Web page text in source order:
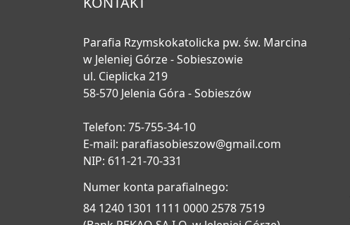
Parafia Rzymskokatolicka pw. św. Marcina
w Jeleniej Górze - Sobieszowie
ul. Cieplicka 219
58-570 Jelenia Góra - Sobieszów
Telefon: 75-755-34-10
E-mail: parafiasobieszow@gmail.com
NIP: 611-21-70-331
Numer konta parafialnego:
84 1240 1301 1111 0000 2578 7519